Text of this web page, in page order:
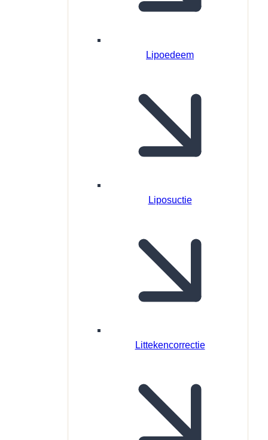
Lipoedeem
Liposuctie
Littekencorrectie